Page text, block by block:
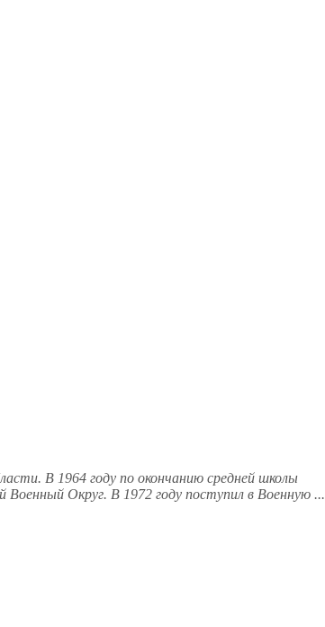
В 1964 году по окончанию средней школы
Военный Округ. В 1972 году поступил в Военную ...